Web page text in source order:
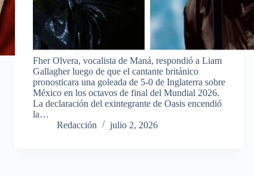
Fher Olvera, vocalista de Maná, respondió a Liam
Gallagher luego de que el cantante británico
pronosticara una goleada de 5-0 de Inglaterra sobre
México en los octavos de final del Mundial 2026.
La declaración del exintegrante de Oasis encendió
la…
Redacción
julio 2, 2026